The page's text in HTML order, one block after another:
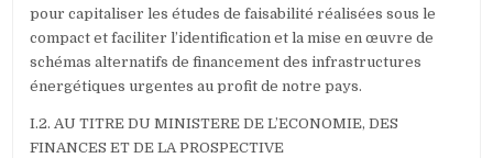
pour capitaliser les études de faisabilité réalisées sous le
compact et faciliter l’identification et la mise en œuvre de
schémas alternatifs de financement des infrastructures
énergétiques urgentes au profit de notre pays.
I.2. AU TITRE DU MINISTERE DE L’ECONOMIE, DES
FINANCES ET DE LA PROSPECTIVE